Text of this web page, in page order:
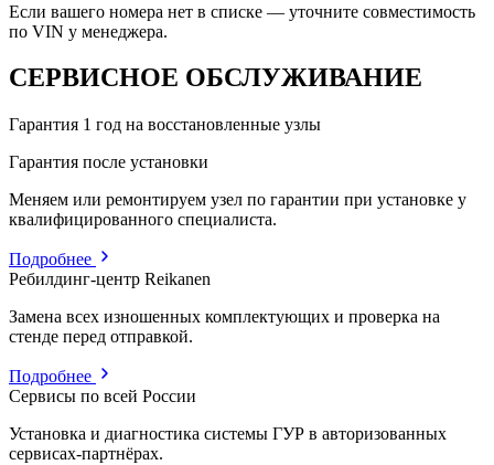
Если вашего номера нет в списке — уточните совместимость
по VIN у менеджера.
СЕРВИСНОЕ ОБСЛУЖИВАНИЕ
Гарантия 1 год на восстановленные узлы
Гарантия после установки
Меняем или ремонтируем узел по гарантии при установке у
квалифицированного специалиста.
Подробнее
Ребилдинг-центр Reikanen
Замена всех изношенных комплектующих и проверка на
стенде перед отправкой.
Подробнее
Сервисы по всей России
Установка и диагностика системы ГУР в авторизованных
сервисах-партнёрах.